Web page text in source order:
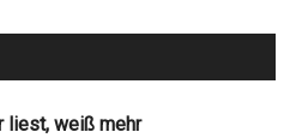
liest, weiß mehr